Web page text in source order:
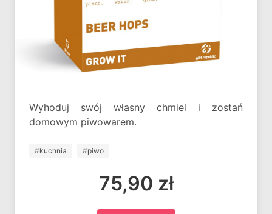
Wyhoduj swój własny chmiel i zostań
domowym piwowarem.
#kuchnia #piwo
75,90 zł